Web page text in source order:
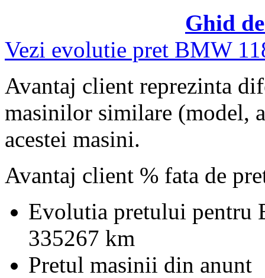
Ghid
Vezi evolutie pret BMW
Avantaj client reprezinta
masinilor similare (model,
acestei masini.
Avantaj client % fata de
Evolutia pretului pentru
335267 km
Pretul masinii din anunt